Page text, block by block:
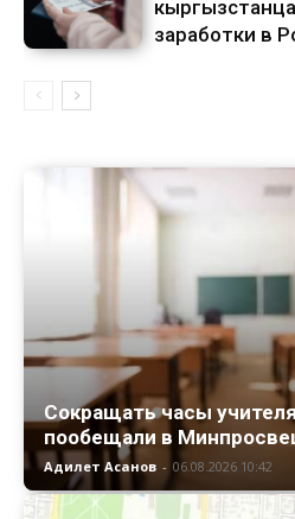
заработки в
Сокращать часы
пообещали в
Адилет Асанов - 06.08.2026 10:42